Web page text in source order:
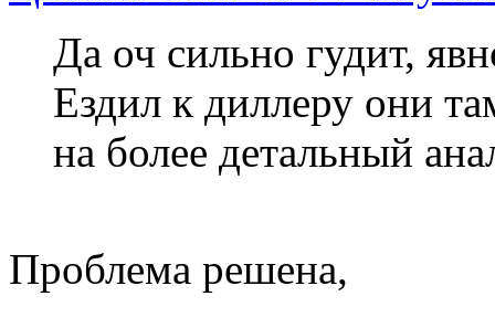
Да оч сильно гудит,
Ездил к диллеру они
на более детальный
Проблема решена,